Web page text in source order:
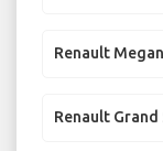
Renault
Renault Grand